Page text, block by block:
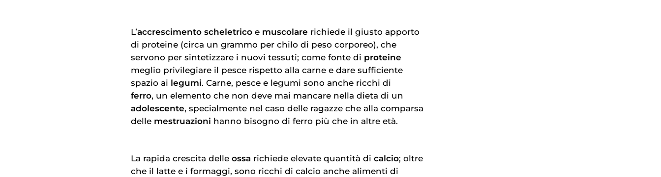
L’accrescimento scheletrico e muscolare richiede il giusto apporto
di proteine (circa un grammo per chilo di peso corporeo), che
servono per sintetizzare i nuovi tessuti; come fonte di proteine
meglio privilegiare il pesce rispetto alla carne e dare sufficiente
spazio ai legumi. Carne, pesce e legumi sono anche ricchi di
ferro, un elemento che non deve mai mancare nella dieta di un
adolescente, specialmente nel caso delle ragazze che alla comparsa
delle mestruazioni hanno bisogno di ferro più che in altre età.
La rapida crescita delle ossa richiede elevate quantità di calcio; oltre
che il latte e i formaggi, sono ricchi di calcio anche alimenti di